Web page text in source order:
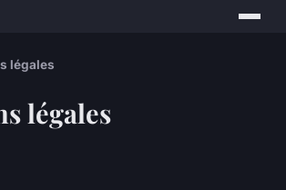
légales
légales